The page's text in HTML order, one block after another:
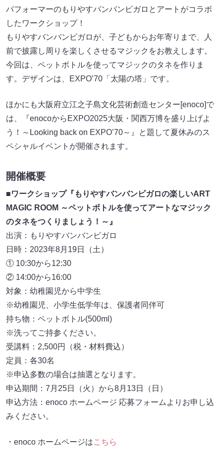
パフォーマーのもりやすバンバンビガロとアートがコラボ
したワークショップ！
もりやすバンバンビガロが、子どもからお年寄りまで、人
前で披露し周りを楽しくさせるマジックをお教えします。
今回は、ペットボトルを使ってマジックのタネを作りま
す。デザインは、EXPO’70「太陽の塔」です。
ほかにも大阪府立江之子島文化芸術創造センター[enoco]で
は、『enocoからEXPO2025大阪・関西万博を盛り上げよ
う！～Looking back on EXPO’70～』と題して夏休みのス
ペシャルイベントが開催されます。
開催概要
■ワークショップ『もりやすバンバンビガロの楽しいART
MAGIC ROOM ～ペットボトルを使ってアートなマジック
のタネをつくりましょう！～』
出演：もりやすバンバンビガロ
日時：2023年8月19日（土）
① 10:30から12:30
② 14:00から16:00
対象：幼稚園児から中学生
※幼稚園児、小学生低学年は、保護者同伴可
持ち物：ペットボトル(500ml)
※洗ってご持参ください。
受講料：2,500円（税・材料費込）
定員：各30名
※申込多数の場合は抽選となります。
申込期間：7月25日（火）から8月13日（日）
申込方法：enoco ホームページ 応募フォームよりお申し込
みください。
・enoco ホームページはこちら